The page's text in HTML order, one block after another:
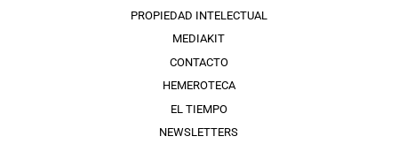
PROPIEDAD INTELECTUAL
MEDIAKIT
CONTACTO
HEMEROTECA
EL TIEMPO
NEWSLETTERS